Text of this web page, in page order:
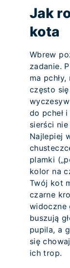
Jak
kota
Wbrew
zadanie.
ma
często
do pcheł
sierści
Najlepiej
plamki
kolor na
Twój kot
czarne
widoczne
buszują
pupila, a
się
ich trop.